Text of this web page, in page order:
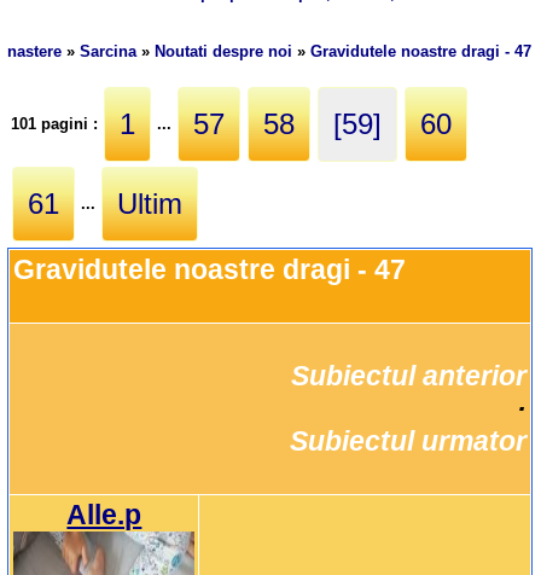
nastere »Sarcina» Noutati despre noi »Gravidutele noastre dragi - 47
101 pagini : 1 ... 57 58 [59] 60
61 ... Ultim
Gravidutele noastre dragi - 47
Subiectul anterior
Subiectul urmator
Alle.p